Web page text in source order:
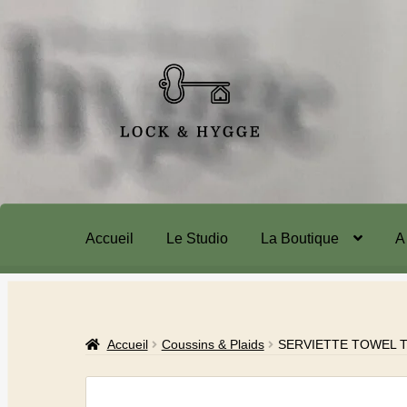
Accueil Le Studio La Boutique
Accueil Coussins & Plaids SERVIETTE TOWEL